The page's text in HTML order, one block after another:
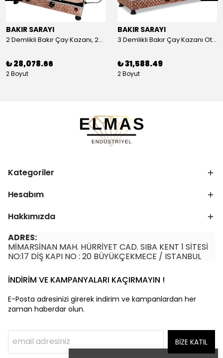
BAKIR SARAYI
2 Demlikli Bakır Çay Kazanı, 25 Litre
₺ 28,078.66
2 Boyut
BAKIR SARAYI
3 Demlikli Bakır Çay Kazanı Otomatik, 30 Litre
₺ 31,588.49
2 Boyut
Kategoriler
Hesabım
Hakkımızda
ADRES:
MİMARSİNAN MAH. HÜRRİYET CAD. SIBA KENT 1 SİTESİ
NO:17 DİŞ KAPI NO : 20 BÜYÜKÇEKMECE / ISTANBUL
İNDİRİM VE KAMPANYALARI KAÇIRMAYIN !
E-Posta adresinizi girerek indirim ve kampanlardan her
zaman haberdar olun.
BİZE KATIL